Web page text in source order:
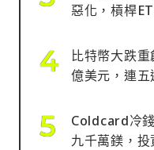
惡化，槓桿
比特幣大跌
億美元，連
Coldcard冷
九千萬鎂，